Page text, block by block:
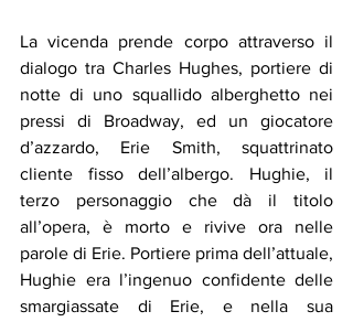
La vicenda prende corpo attraverso il
dialogo tra Charles Hughes, portiere di
notte di uno squallido alberghetto nei
pressi di Broadway, ed un giocatore
d’azzardo, Erie Smith, squattrinato
cliente fisso dell’albergo. Hughie, il
terzo personaggio che dà il titolo
all’opera, è morto e rivive ora nelle
parole di Erie. Portiere prima dell’attuale,
Hughie era l’ingenuo confidente delle
smargiassate di Erie, e nella sua